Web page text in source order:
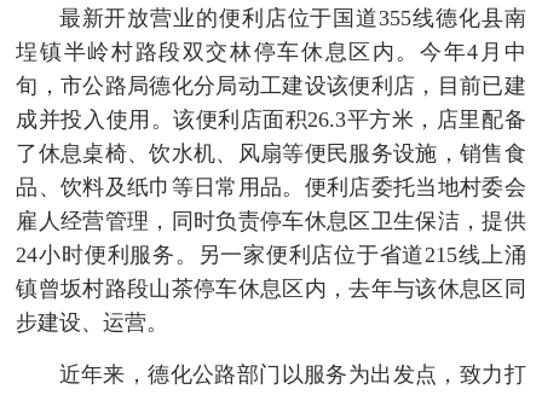
最新开放营业的便利店位于国道355线德化县南
埕镇半岭村路段双交林停车休息区内。今年4月中
旬，市公路局德化分局动工建设该便利店，目前已建
成并投入使用。该便利店面积26.3平方米，店里配备
了休息桌椅、饮水机、风扇等便民服务设施，销售食
品、饮料及纸巾等日常用品。便利店委托当地村委会
雇人经营管理，同时负责停车休息区卫生保洁，提供
24小时便利服务。另一家便利店位于省道215线上涌
镇曾坂村路段山茶停车休息区内，去年与该休息区同
步建设、运营。
近年来，德化公路部门以服务为出发点，致力打